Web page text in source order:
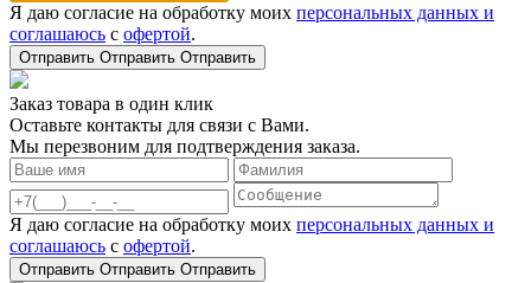
Я даю согласие на обработку моих персональных данных и
соглашаюсь с офертой.
Отправить Отправить Отправить
Заказ товара в один клик
Оставьте контакты для связи с Вами.
Мы перезвоним для подтверждения заказа.
Я даю согласие на обработку моих персональных данных и
соглашаюсь с офертой.
Отправить Отправить Отправить